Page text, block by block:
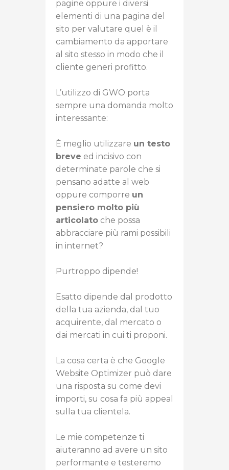
pagine oppure i diversi
elementi di una pagina del
sito per valutare quel è il
cambiamento da apportare
al sito stesso in modo che il
cliente generi profitto.
L’utilizzo di GWO porta
sempre una domanda molto
interessante:
È meglio utilizzare un testo
breve ed incisivo con
determinate parole che si
pensano adatte al web
oppure comporre un
pensiero molto più
articolato che possa
abbracciare più rami possibili
in internet?
Purtroppo dipende!
Esatto dipende dal prodotto
della tua azienda, dal tuo
acquirente, dal mercato o
dai mercati in cui ti proponi.
La cosa certa è che Google
Website Optimizer può dare
una risposta su come devi
importi, su cosa fa più appeal
sulla tua clientela.
Le mie competenze ti
aiuteranno ad avere un sito
performante e testeremo